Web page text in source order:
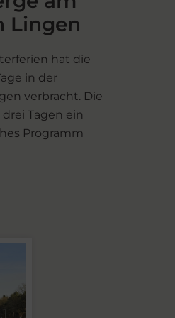
Lingen
hat die
in der
verbracht. Die
Tagen ein
Programm